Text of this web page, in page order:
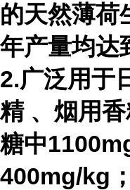
的天然薄荷
年产量均达
2.广泛用于
精 、烟用
糖中
400mg/kg